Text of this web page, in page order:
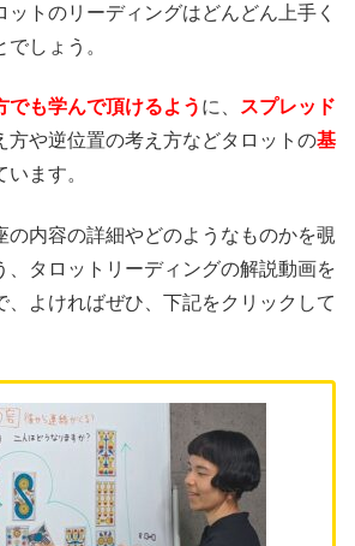
ットのリーディングはどんどん上手く
しょう。
でも学んで頂けるよう に、
スプレッド
方や逆位置の考え方などタロットの基
います。
の内容の詳細やどのようなものかを覗
、タロットリーディングの解説動画を
、よければぜひ、下記をクリックして